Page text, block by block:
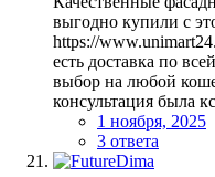
выгодно купили с
https://
есть доставка по
выбор на любой
консультация была
1 ноября, 2025
3 ответа